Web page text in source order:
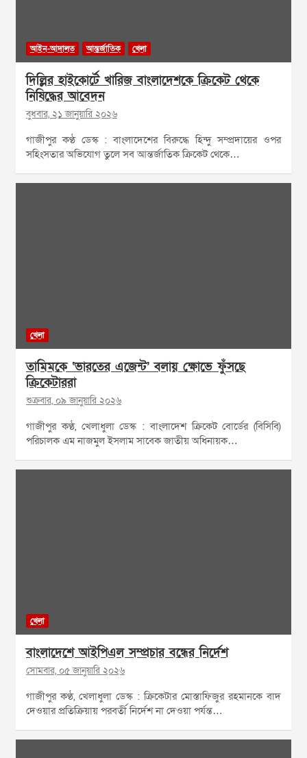
আইন-আদালত আন্তর্জাতিক খেলা
দিল্লির হাইকোর্টে খারিজ বাংলাদেশকে ক্রিকেট থেকে
নিষিদ্ধের আবেদন
বুধবার, ২১ জানুয়ারি ২০২৬
গাজীপুর কণ্ঠ ডেস্ক : বাংলাদেশের বিরুদ্ধে হিন্দু সম্প্রদায়ের ওপর
সহিংসতার অভিযোগ তুলে সব আন্তর্জাতিক ক্রিকেট থেকে…
খেলা
তামিমকে ‘ভারতের এজেন্ট’ বলায় ক্ষোভে ফুঁসছে
ক্রিকেটাররা
শুক্রবার, ০৯ জানুয়ারি ২০২৬
গাজীপুর কণ্ঠ, খেলাধুলা ডেস্ক : বাংলাদেশ ক্রিকেট বোর্ডের (বিসিবি)
পরিচালক এম নাজমুল ইসলাম সাবেক জাতীয় অধিনায়ক…
খেলা
বাংলাদেশে আইপিএল সম্প্রচার বন্ধের নির্দেশ
সোমবার, ০৫ জানুয়ারি ২০২৬
গাজীপুর কণ্ঠ, খেলাধুলা ডেস্ক : ক্রিকেটার মোস্তাফিজুর রহমানকে বাদ
দেওয়ার প্রতিক্রিয়ায় পরবর্তী নির্দেশ না দেওয়া পর্যন্ত…